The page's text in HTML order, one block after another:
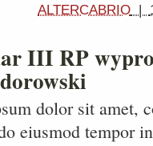
ALTERCABRIO |
III RP
dolor sit amet,
eiusmod tempor